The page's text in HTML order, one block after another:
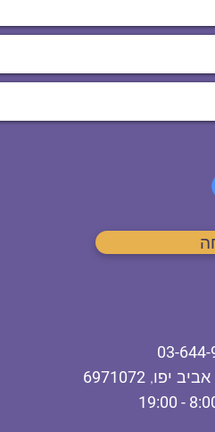
03-
יפו, 6971072
8:00 -